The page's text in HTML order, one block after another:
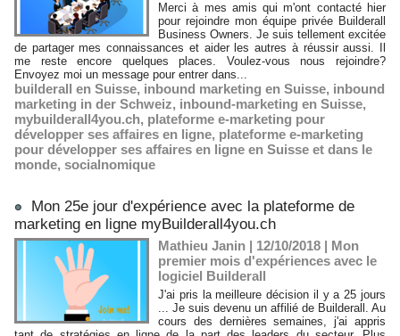
Merci à mes amis qui m'ont contacté hier
pour rejoindre mon équipe privée Builderall
Business Owners. Je suis tellement excitée
de partager mes connaissances et aider les autres à réussir aussi. Il
me reste encore quelques places. Voulez-vous nous rejoindre?
Envoyez moi un message pour entrer dans...
builderall en Suisse, inbound marketing en Suisse, inbound
marketing in der Schweiz, inbound-marketing en Suisse,
mybuilderall4you.ch, plateforme e-marketing pour
développer ses affaires en ligne, plateforme e-marketing
pour développer ses affaires en ligne en Suisse et dans le
monde, socialnomique
Mon 25e jour d'expérience avec la plateforme de
marketing en ligne myBuilderall4you.ch
Mathieu Janin | 12/10/2018 | Mon
premier mois d'expériences avec le
logiciel Builderall
J'ai pris la meilleure décision il y a 25 jours
... Je suis devenu un affilié de Builderall. Au
cours des dernières semaines, j'ai appris